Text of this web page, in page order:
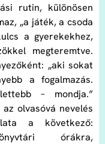
rutin, különösen
„a játék, a csoda
a gyerekekhez,
megteremtve.
„aki sokat
a fogalmazás.
– mondja.”
olvasóvá nevelés
a következő:
órákra,